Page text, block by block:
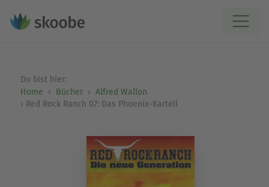
Du bist hier:
Home
Bücher
Alfred Wallon
Red Rock Ranch 07: Das Phoenix-Kartell